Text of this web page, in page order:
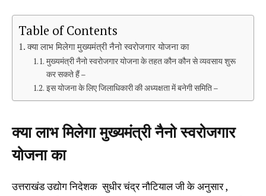
Table of Contents
क्या लाभ मिलेगा मुख्यमंत्री नैनो स्वरोजगार योजना का
मुख्यमंत्री नैनो स्वरोजगार योजना के तहत कौन कौन से व्यवसाय शुरू
कर सकते हैं –
इस योजना के लिए जिलाधिकारी की अध्यक्षता में बनेगी समिति –
क्या लाभ मिलेगा मुख्यमंत्री नैनो स्वरोजगार
योजना का
उत्तराखंड उद्योग निदेशक सुधीर चंद्र नौटियाल जी के अनुसार ,